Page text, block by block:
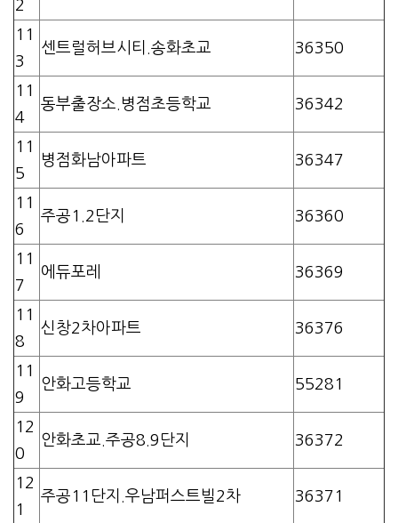
2
11
3
센트럴허브시티.송화초교 36350
11
4
동부출장소.병점초등학교 36342
11
5
병점화남아파트 36347
11
6
주공1.2단지 36360
11
7
에듀포레 36369
11
8
신창2차아파트 36376
11
9
안화고등학교 55281
12
0
안화초교.주공8.9단지 36372
12
1
주공11단지.우남퍼스트빌2차 36371